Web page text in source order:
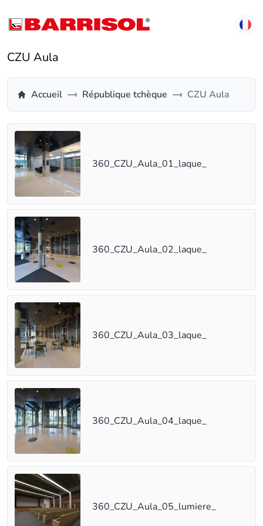
CZU Aula
Accueil République tchèque CZU Aula
360_CZU_Aula_01_laque_
360_CZU_Aula_02_laque_
360_CZU_Aula_03_laque_
360_CZU_Aula_04_laque_
360_CZU_Aula_05_lumiere_